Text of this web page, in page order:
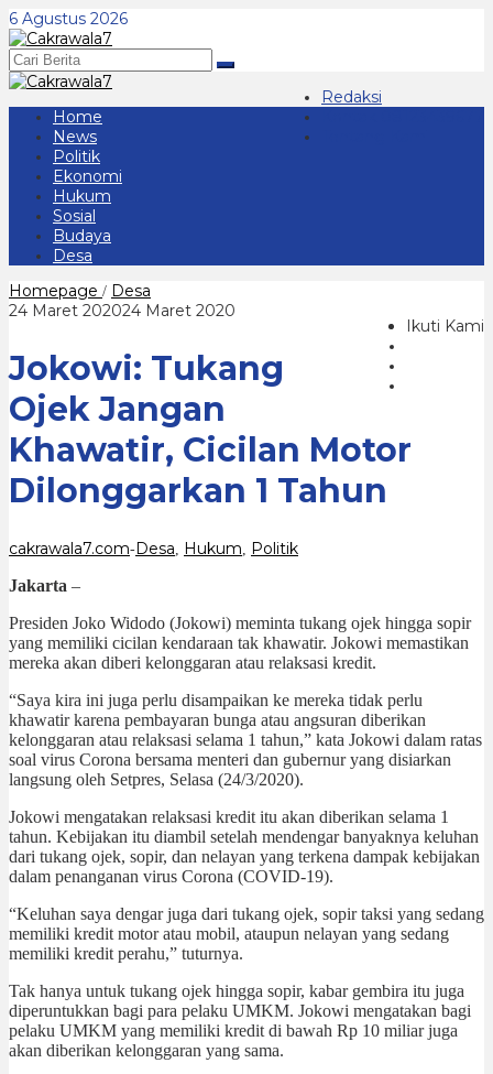
Lewati
ke
konten
6 Agustus 2026
Redaksi
Home
News
Politik
Ekonomi
Hukum
Sosial
Budaya
Desa
Homepage / Desa
Tukang
Khawatir,
Cicilan
Dilonggarkan
Tahun
Ikuti Kami
24 Maret 202024 Maret 2020
Jokowi: Tukang
Ojek Jangan
Khawatir, Cicilan Motor
Dilonggarkan 1 Tahun
cakrawala7.com-Desa Hukum Politik
Jakarta –
Presiden Joko Widodo (Jokowi) meminta tukang ojek hingga sopir
yang memiliki cicilan kendaraan tak khawatir. Jokowi memastikan
mereka akan diberi kelonggaran atau relaksasi kredit.
“Saya kira ini juga perlu disampaikan ke mereka tidak perlu
khawatir karena pembayaran bunga atau angsuran diberikan
kelonggaran atau relaksasi selama 1 tahun,” kata Jokowi dalam ratas
soal virus Corona bersama menteri dan gubernur yang disiarkan
langsung oleh Setpres, Selasa (24/3/2020).
Jokowi mengatakan relaksasi kredit itu akan diberikan selama 1
tahun. Kebijakan itu diambil setelah mendengar banyaknya keluhan
dari tukang ojek, sopir, dan nelayan yang terkena dampak kebijakan
dalam penanganan virus Corona (COVID-19).
“Keluhan saya dengar juga dari tukang ojek, sopir taksi yang sedang
memiliki kredit motor atau mobil, ataupun nelayan yang sedang
memiliki kredit perahu,” tuturnya.
Tak hanya untuk tukang ojek hingga sopir, kabar gembira itu juga
diperuntukkan bagi para pelaku UMKM. Jokowi mengatakan bagi
pelaku UMKM yang memiliki kredit di bawah Rp 10 miliar juga
akan diberikan kelonggaran yang sama.